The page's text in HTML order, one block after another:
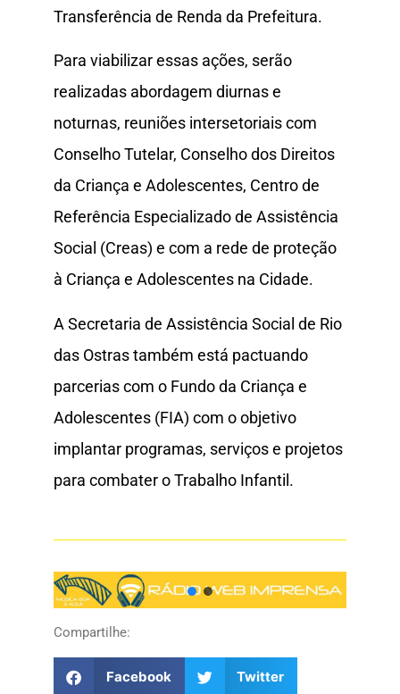
Transferência de Renda da Prefeitura.
Para viabilizar essas ações, serão
realizadas abordagem diurnas e
noturnas, reuniões intersetoriais com
Conselho Tutelar, Conselho dos Direitos
da Criança e Adolescentes, Centro de
Referência Especializado de Assistência
Social (Creas) e com a rede de proteção
à Criança e Adolescentes na Cidade.
A Secretaria de Assistência Social de Rio
das Ostras também está pactuando
parcerias com o Fundo da Criança e
Adolescentes (FIA) com o objetivo
implantar programas, serviços e projetos
para combater o Trabalho Infantil.
Compartilhe:
Facebook Twitter